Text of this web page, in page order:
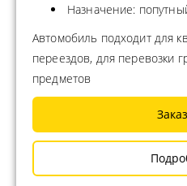
Назначение:
Автомобиль подходит для
переездов, для перевозки
предметов